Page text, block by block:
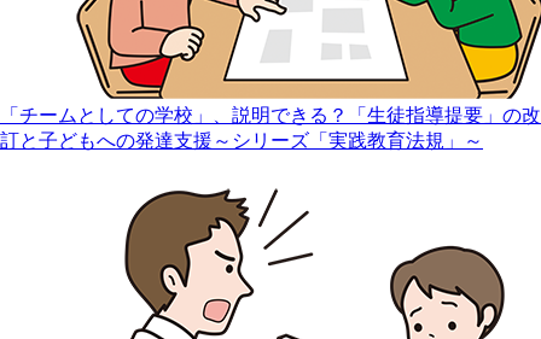
「チームとしての学校」、説明できる？「生徒指導提要」の改
訂と子どもへの発達支援～シリーズ「実践教育法規」～